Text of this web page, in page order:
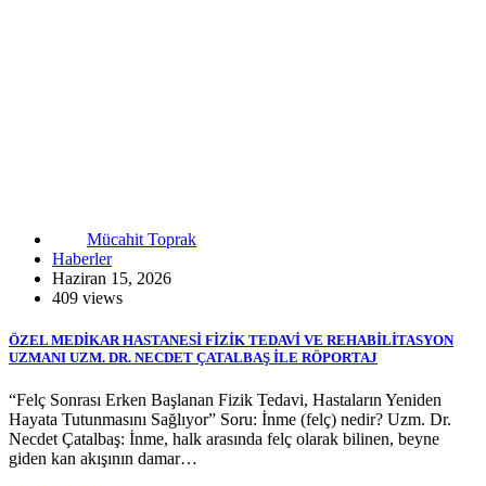
Mücahit Toprak
Haberler
Haziran 15, 2026
409 views
ÖZEL MEDİKAR HASTANESİ FİZİK TEDAVİ VE REHABİLİTASYON
UZMANI UZM. DR. NECDET ÇATALBAŞ İLE RÖPORTAJ
“Felç Sonrası Erken Başlanan Fizik Tedavi, Hastaların Yeniden
Hayata Tutunmasını Sağlıyor” Soru: İnme (felç) nedir? Uzm. Dr.
Necdet Çatalbaş: İnme, halk arasında felç olarak bilinen, beyne
giden kan akışının damar…